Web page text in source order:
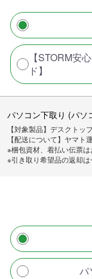
【STORM安
ド】
パソコン下取り (パソ
【対象製品】デスクトッ
【配送について】ヤマト
※梱包資材、着払い伝票は
※引き取り希望品の返却は
パ